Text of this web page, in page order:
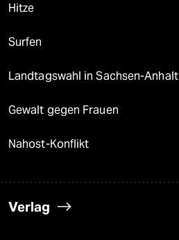
Hitze
Surfen
Landtagswahl in Sachsen-Anhalt
Gewalt gegen Frauen
Nahost-Konflikt
Verlag